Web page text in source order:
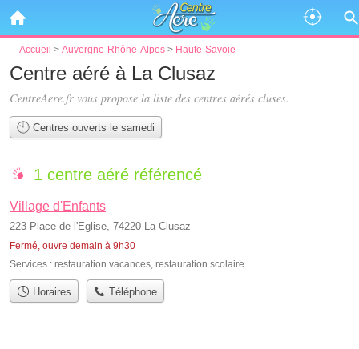
Accueil > Auvergne-Rhône-Alpes > Haute-Savoie
Centre aéré à La Clusaz
CentreAere.fr vous propose la liste des centres aérés cluses.
Centres ouverts le samedi
1 centre aéré référencé
Village d'Enfants
223 Place de l'Eglise, 74220 La Clusaz
Fermé, ouvre demain à 9h30
Services : restauration vacances, restauration scolaire
Horaires Téléphone